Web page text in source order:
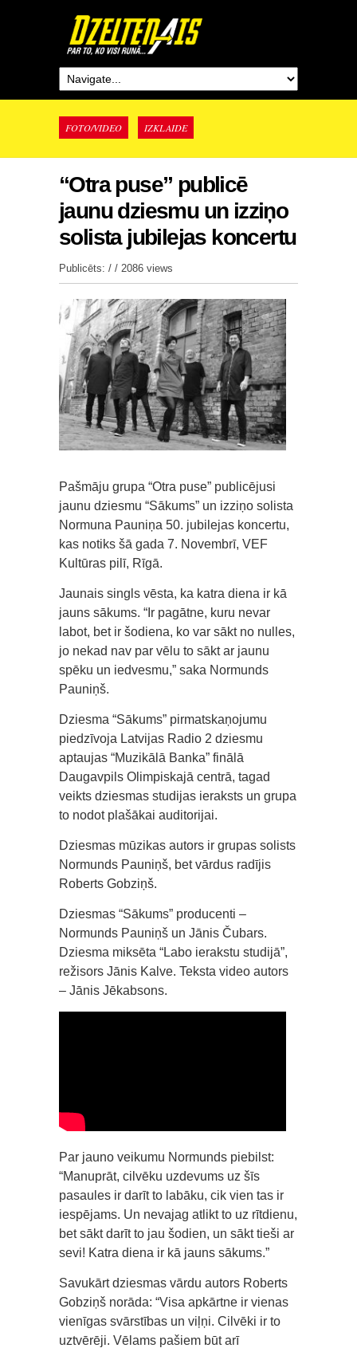
FOTO/VIDEO IZKLAIDE
“Otra puse” publicē
jaunu dziesmu un izziņo
solista jubilejas koncertu
Publicēts: / / 2086 views
Pašmāju grupa “Otra puse” publicējusi
jaunu dziesmu “Sākums” un izziņo solista
Normuna Pauniņa 50. jubilejas koncertu,
kas notiks šā gada 7. Novembrī, VEF
Kultūras pilī, Rīgā.
Jaunais singls vēsta, ka katra diena ir kā
jauns sākums. “Ir pagātne, kuru nevar
labot, bet ir šodiena, ko var sākt no nulles,
jo nekad nav par vēlu to sākt ar jaunu
spēku un iedvesmu,” saka Normunds
Pauniņš.
Dziesma “Sākums” pirmatskaņojumu
piedzīvoja Latvijas Radio 2 dziesmu
aptaujas “Muzikālā Banka” finālā
Daugavpils Olimpiskajā centrā, tagad
veikts dziesmas studijas ieraksts un grupa
to nodot plašākai auditorijai.
Dziesmas mūzikas autors ir grupas solists
Normunds Pauniņš, bet vārdus radījis
Roberts Gobziņš.
Dziesmas “Sākums” producenti –
Normunds Pauniņš un Jānis Čubars.
Dziesma miksēta “Labo ierakstu studijā”,
režisors Jānis Kalve. Teksta video autors
– Jānis Jēkabsons.
Par jauno veikumu Normunds piebilst:
“Manuprāt, cilvēku uzdevums uz šīs
pasaules ir darīt to labāku, cik vien tas ir
iespējams. Un nevajag atlikt to uz rītdienu,
bet sākt darīt to jau šodien, un sākt tieši ar
sevi! Katra diena ir kā jauns sākums.”
Savukārt dziesmas vārdu autors Roberts
Gobziņš norāda: “Visa apkārtne ir vienas
vienīgas svārstības un viļņi. Cilvēki ir to
uztvērēji. Vēlams pašiem būt arī